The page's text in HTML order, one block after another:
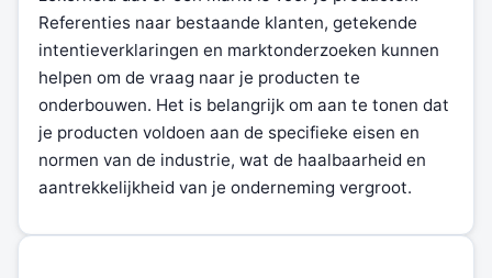
Referenties naar bestaande klanten, getekende
intentieverklaringen en marktonderzoeken kunnen
helpen om de vraag naar je producten te
onderbouwen. Het is belangrijk om aan te tonen dat
je producten voldoen aan de specifieke eisen en
normen van de industrie, wat de haalbaarheid en
aantrekkelijkheid van je onderneming vergroot.